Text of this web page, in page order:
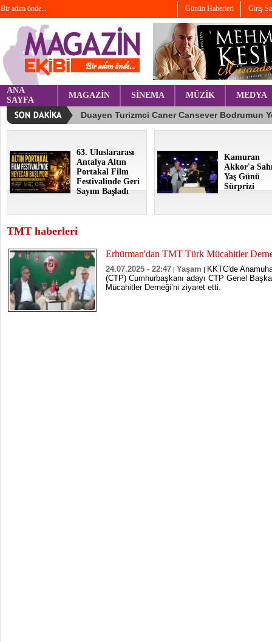
Bir adım önde... Günün Haberleri Giriş
ANA
SAYFA
MAGAZİN SİNEMA MÜZİK MEDYA
63. Uluslararası
Antalya Altın
Portakal Film
Festivalinde Geri
Sayım Başladı
Kamuran
Akkor'a
Yaş Günü
Sürprizi
TMT haberleri
Erhürman'dan TMT Türk Mücahitler
24.07.2025 - 22:47 | Yaşam | KKTC'de
(CTP) Cumhurbaşkanı adayı CTP Genel
Mücahitler Derneği’ni ziyaret etti.